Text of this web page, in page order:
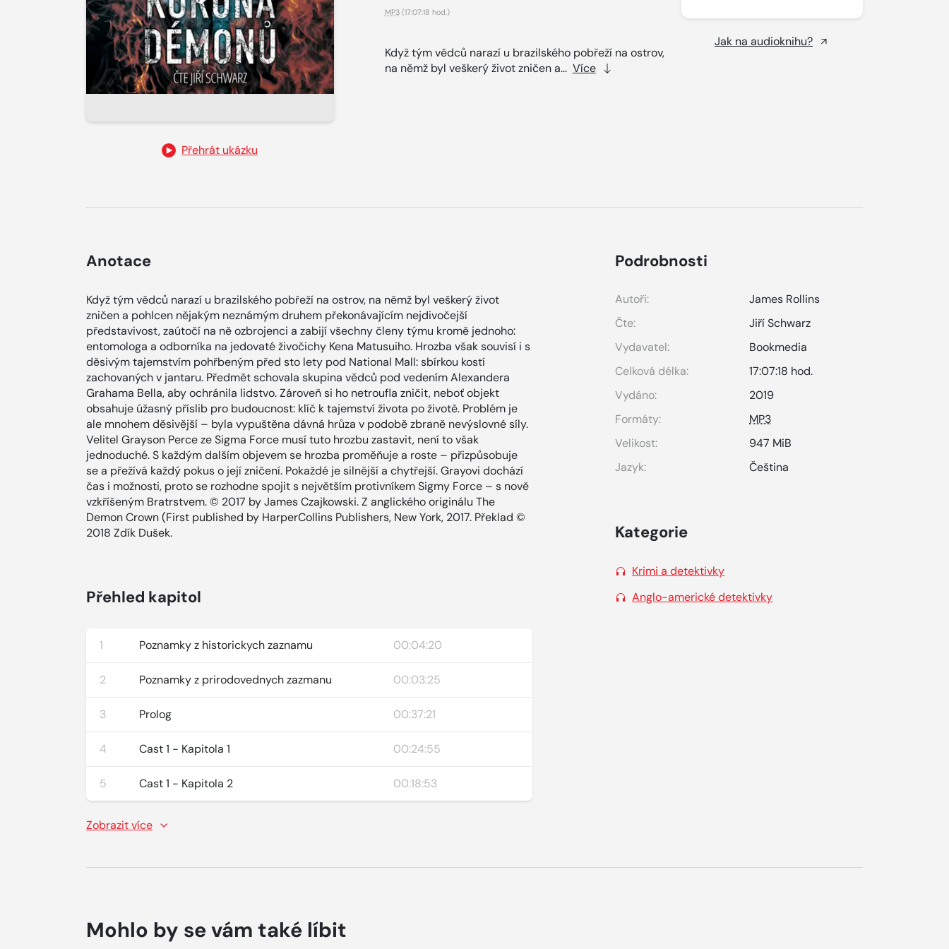
Přehrát ukázku
MP3(17:07:18 hod.)
Když tým vědců narazí u brazilského pobřeží na ostrov,
na němž byl veškerý život zničen a... Více
Jak na audioknihu?
Anotace
Když tým vědců narazí u brazilského pobřeží na ostrov, na němž byl veškerý život
zničen a pohlcen nějakým neznámým druhem překonávajícím nejdivočejší
představivost, zaútočí na ně ozbrojenci a zabijí všechny členy týmu kromě jednoho:
entomologa a odborníka na jedovaté živočichy Kena Matusuiho. Hrozba však souvisí i s
děsivým tajemstvím pohřbeným před sto lety pod National Mall: sbírkou kostí
zachovaných v jantaru. Předmět schovala skupina vědců pod vedením Alexandera
Grahama Bella, aby ochránila lidstvo. Zároveň si ho netroufla zničit, neboť objekt
obsahuje úžasný příslib pro budoucnost: klíč k tajemství života po životě. Problém je
ale mnohem děsivější – byla vypuštěna dávná hrůza v podobě zbraně nevýslovné síly.
Velitel Grayson Perce ze Sigma Force musí tuto hrozbu zastavit, není to však
jednoduché. S každým dalším objevem se hrozba proměňuje a roste – přizpůsobuje
se a přežívá každý pokus o její zničení. Pokaždé je silnější a chytřejší. Grayovi dochází
čas i možnosti, proto se rozhodne spojit s největším protivníkem Sigmy Force – s nově
vzkříšeným Bratrstvem. © 2017 by James Czajkowski. Z anglického originálu The
Demon Crown (First published by HarperCollins Publishers, New York, 2017. Překlad ©
2018 Zdík Dušek.
Přehled kapitol
1 Poznamky z historickych zaznamu 00:04:20
2 Poznamky z prirodovednych zazmanu 00:03:25
3 Prolog 00:37:21
4 Cast 1 - Kapitola 1 00:24:55
5 Cast 1 - Kapitola 2 00:18:53
Zobrazit více
Podrobnosti
Autoři:
James Rollins
Čte:
Jiří Schwarz
Vydavatel:
Bookmedia
Celková délka:
17:07:18 hod.
Vydáno:
2019
Formáty:
MP3
Velikost:
947 MiB
Jazyk:
Čeština
Kategorie
Krimi a detektivky
Anglo-americké detektivky
Mohlo by se vám také líbit